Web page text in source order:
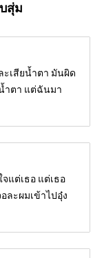
สุ่ม
เสียน้ำตา มันผิด
ำตา แต่ฉันมา
แต่เธอ แต่เธอ
ละผมเข้าไปอุ๋ง